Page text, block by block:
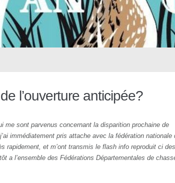
l’ouverture anticipée?
me sont parvenus concernant la disparition prochaine de
immédiatement pris attache avec la fédération nationale
rapidement, et m’ont transmis le flash info reproduit ci
a l’ensemble des Fédérations Départementales de